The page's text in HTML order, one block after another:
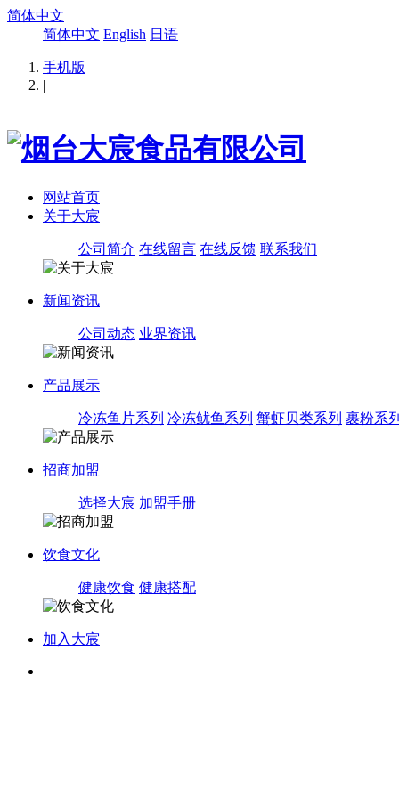
简体中文
简体中文 English 日语
手机版
|
网站首页
关于大宸
公司简介 在线留言 在线反馈 联系我们
新闻资讯
公司动态 业界资讯
产品展示
冷冻鱼片系列 冷冻鱿鱼系列 蟹虾贝类系列 裹粉系
招商加盟
选择大宸 加盟手册
饮食文化
健康饮食 健康搭配
加入大宸